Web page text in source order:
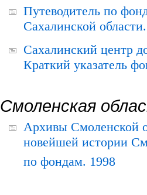
Путеводитель по
Сахалинской
Сахалинский центр
Краткий указатель
Смоленская
Архивы Смоленской
новейшей истории
по фондам. 1998